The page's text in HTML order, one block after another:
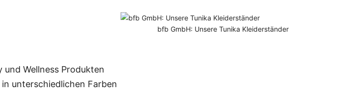
Wellness Produkten
unterschiedlichen Farben
bfb GmbH: Unsere Tunika Kleiderständer